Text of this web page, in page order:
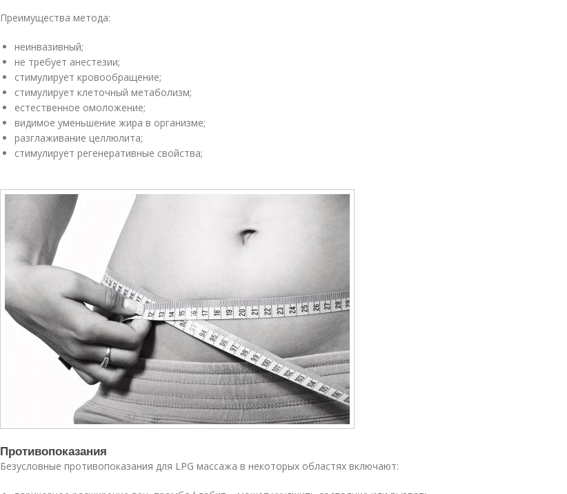
Преимущества метода:
неинвазивный;
не требует анестезии;
стимулирует кровообращение;
стимулирует клеточный метаболизм;
естественное омоложение;
видимое уменьшение жира в организме;
разглаживание целлюлита;
стимулирует регенеративные свойства;
Противопоказания
Безусловные противопоказания для LPG массажа в некоторых областях включают: